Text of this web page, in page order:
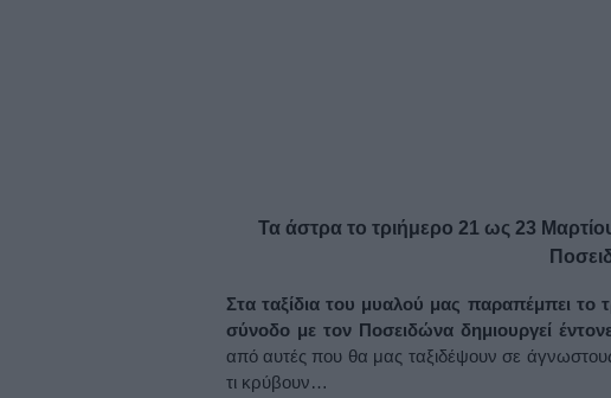
Τα άστρα το τριήμερο 21 ως 23
Στα ταξίδια του μυαλού μας παραπέμπει το
σύνοδο με τον Ποσειδώνα δημιουργεί
από αυτές που θα μας ταξιδέψουν σε
τι κρύβουν…